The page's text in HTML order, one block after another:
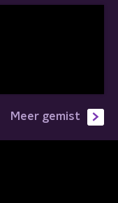
Meer gemist